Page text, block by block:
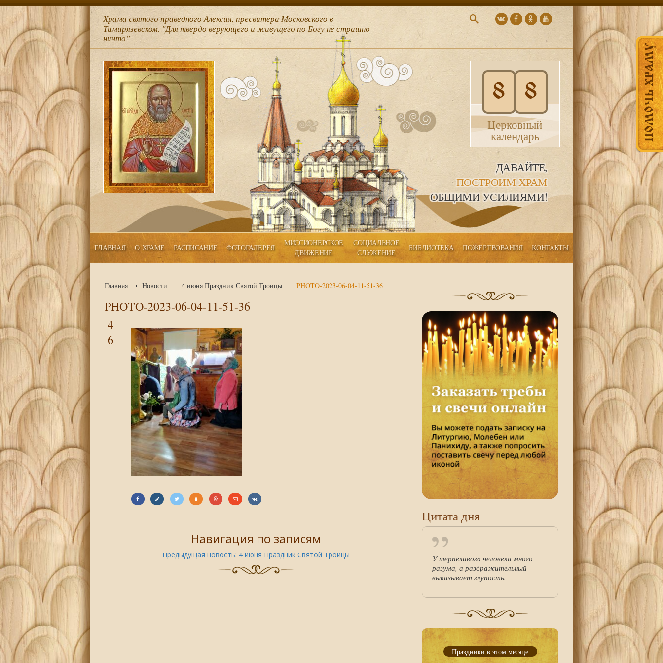
ПОМОЧЬ ХРАМУ
Храма святого праведного Алексия, пресвитера Московского в
Тимирязевском. "Для твердо верующего и живущего по Богу не страшно
ничто”
8 8
Церковный
календарь
ДАВАЙТЕ,
ПОСТРОИМ ХРАМ
ОБЩИМИ УСИЛИЯМИ!
ГЛАВНАЯ О ХРАМЕ РАСПИСАНИЕ ФОТОГАЛЕРЕЯ
МИССИОНЕРСКОЕ
ДВИЖЕНИЕ
СОЦИАЛЬНОЕ
СЛУЖЕНИЕ
БИБЛИОТЕКА ПОЖЕРТВОВАНИЯ КОНТАКТЫ
Главная Новости 4 июня Праздник Святой Троицы PHOTO-2023-06-04-11-51-36
PHOTO-2023-06-04-11-51-36
4
6
Навигация по записям
Предыдущая новость: 4 июня Праздник Святой Троицы
Цитата дня
У терпеливого человека много
разума, а раздражительный
выказывает глупость.
Праздники в этом месяце